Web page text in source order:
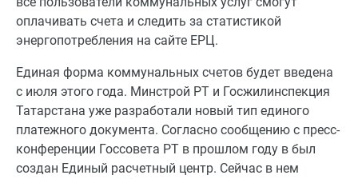
оплачивать счета и следить за статистикой
энергопотребления на сайте ЕРЦ.
Единая форма коммунальных счетов будет введена
с июля этого года. Минстрой РТ и Госжилинспекция
Татарстана уже разработали новый тип единого
платежного документа. Согласно сообщению с пресс-
конференции Госсовета РТ в прошлом году в был
создан Единый расчетный центр. Сейчас в нем